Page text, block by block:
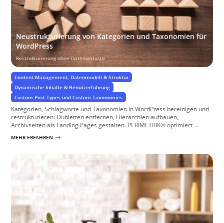
Neustrukturierung von Kategorien und Taxonomien für
WordPress
Restrukturierung ohne Datenverluste
Content-Management, Datenmodell & Struktur
Dynamische Inhalte & Benutzerführung
Custom Post Types und Custom Taxonomies
Kategorien, Schlagworte und Taxonomien in WordPress bereinigen und
restrukturieren: Dubletten entfernen, Hierarchien aufbauen,
Archivseiten als Landing Pages gestalten. PERIMETRIK® optimiert ...
MEHR ERFAHREN $